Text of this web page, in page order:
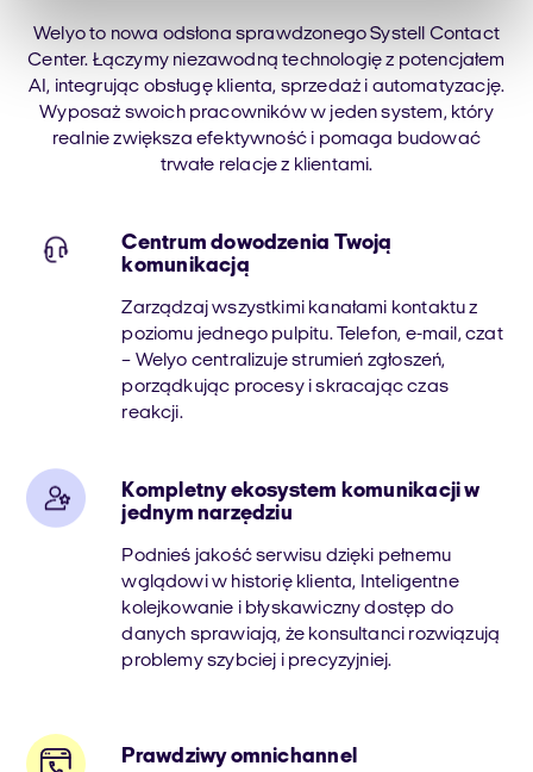
Welyo to nowa odsłona sprawdzonego Systell Contact
Center. Łączymy niezawodną technologię z potencjałem
AI, integrując obsługę klienta, sprzedaż i automatyzację.
Wyposaż swoich pracowników w jeden system, który
realnie zwiększa efektywność i pomaga budować
trwałe relacje z klientami.
Centrum dowodzenia Twoją
komunikacją
Zarządzaj wszystkimi kanałami kontaktu z
poziomu jednego pulpitu. Telefon, e-mail, czat
– Welyo centralizuje strumień zgłoszeń,
porządkując procesy i skracając czas
reakcji.
Kompletny ekosystem komunikacji w
jednym narzędziu
Podnieś jakość serwisu dzięki pełnemu
wglądowi w historię klienta, Inteligentne
kolejkowanie i błyskawiczny dostęp do
danych sprawiają, że konsultanci rozwiązują
problemy szybciej i precyzyjniej.
Prawdziwy omnichannel